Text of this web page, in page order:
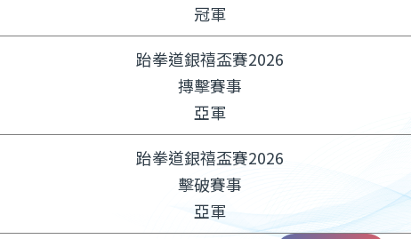
冠軍
跆拳道銀禧盃賽2026
摶擊賽事
亞軍
跆拳道銀禧盃賽2026
擊破賽事
亞軍